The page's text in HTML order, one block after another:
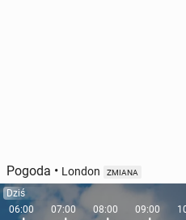
Pogoda • London ZMIANA
Dziś
06:00
07:00 08:00 09:00